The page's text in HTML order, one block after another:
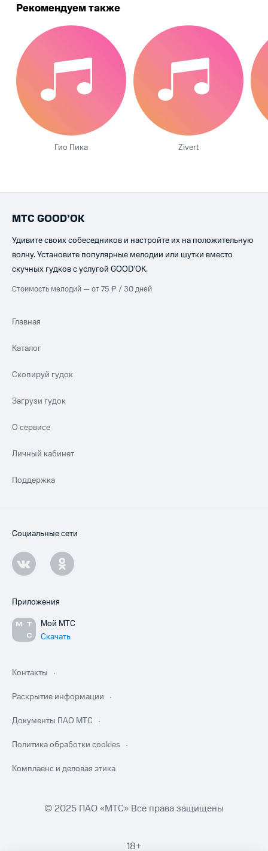
Рекомендуем также
Гио Пика Zivert
МТС GOOD’OK
Удивите своих собеседников и настройте их на положительную
волну. Установите популярные мелодии или шутки вместо
скучных гудков с услугой GOOD’OK.
Стоимость мелодий — от 75 ₽ / 30 дней
Главная
Каталог
Скопируй гудок
Загрузи гудок
О сервисе
Личный кабинет
Поддержка
Социальные сети
Приложения
Мой МТС
Скачать
Контакты
Раскрытие информации
Документы ПАО МТС
Политика обработки cookies
Комплаенс и деловая этика
© 2025 ПАО «МТС» Все права защищены
18+